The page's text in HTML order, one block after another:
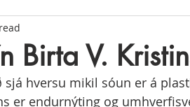
Birta V.
sjá hversu mikil sóun er á
er endurnýting og